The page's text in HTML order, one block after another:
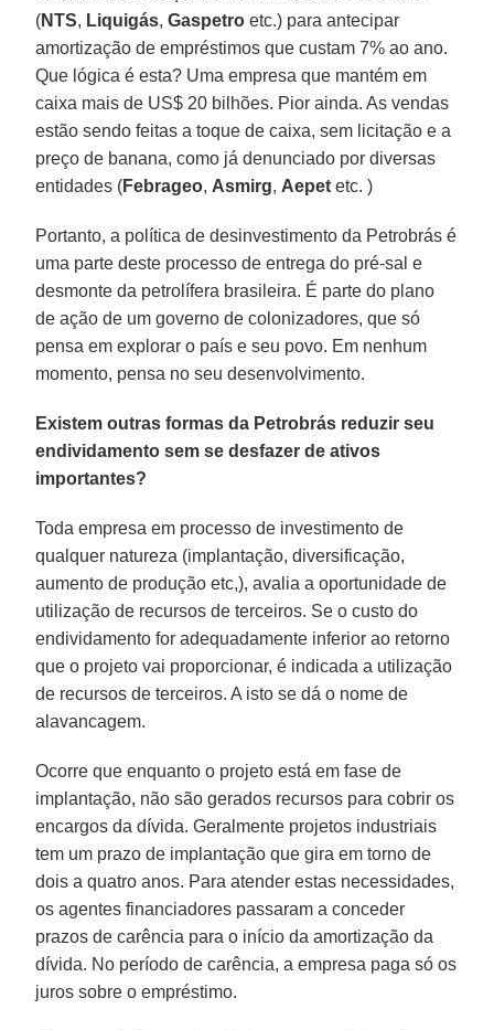
(NTS, Liquigás,Gaspetro etc.) para antecipar
amortização de empréstimos que custam 7% ao ano.
Que lógica é esta? Uma empresa que mantém em
caixa mais de US$ 20 bilhões. Pior ainda. As vendas
estão sendo feitas a toque de caixa, sem licitação e a
preço de banana, como já denunciado por diversas
entidades (Febrageo, Asmirg, Aepet etc. )
Portanto, a política de desinvestimento da Petrobrás é
uma parte deste processo de entrega do pré-sal e
desmonte da petrolífera brasileira. É parte do plano
de ação de um governo de colonizadores, que só
pensa em explorar o país e seu povo. Em nenhum
momento, pensa no seu desenvolvimento.
Existem outras formas da Petrobrás reduzir seu
endividamento sem se desfazer de ativos
importantes?
Toda empresa em processo de investimento de
qualquer natureza (implantação, diversificação,
aumento de produção etc,), avalia a oportunidade de
utilização de recursos de terceiros. Se o custo do
endividamento for adequadamente inferior ao retorno
que o projeto vai proporcionar, é indicada a utilização
de recursos de terceiros. A isto se dá o nome de
alavancagem.
Ocorre que enquanto o projeto está em fase de
implantação, não são gerados recursos para cobrir os
encargos da dívida. Geralmente projetos industriais
tem um prazo de implantação que gira em torno de
dois a quatro anos. Para atender estas necessidades,
os agentes financiadores passaram a conceder
prazos de carência para o início da amortização da
dívida. No período de carência, a empresa paga só os
juros sobre o empréstimo.